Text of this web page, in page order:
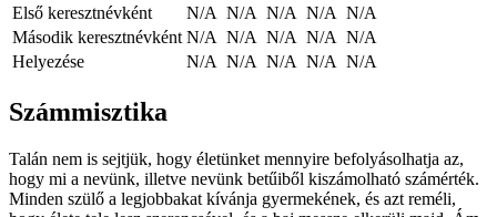
Első keresztnévként
N/A N/A N/A N/A N/A
Második keresztnévként N/A N/A N/A N/A N/A
Helyezése
N/A N/A N/A N/A N/A
Számmisztika
Talán nem is sejtjük, hogy életünket mennyire befolyásolhatja az,
hogy mi a nevünk, illetve nevünk betűiből kiszámolható számérték.
Minden szülő a legjobbakat kívánja gyermekének, és azt reméli,